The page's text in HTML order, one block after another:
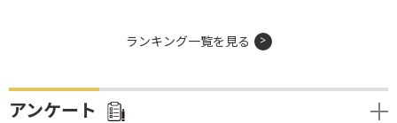
ランキング一覧を見る
アンケート